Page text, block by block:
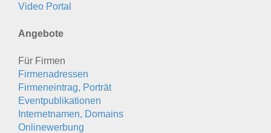
Video Portal
Angebote
Für Firmen
Firmenadressen
Firmeneintrag, Porträt
Eventpublikationen
Internetnamen, Domains
Onlinewerbung